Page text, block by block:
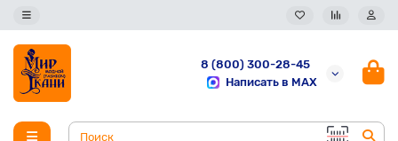
8 (800) 300-28-45
Написать в MAX